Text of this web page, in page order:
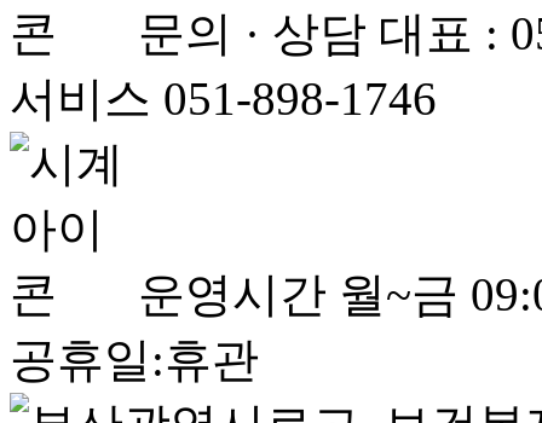
문의 · 상담 대표 :
서비스 051-898-1746
운영시간 월~금
공휴일:휴관